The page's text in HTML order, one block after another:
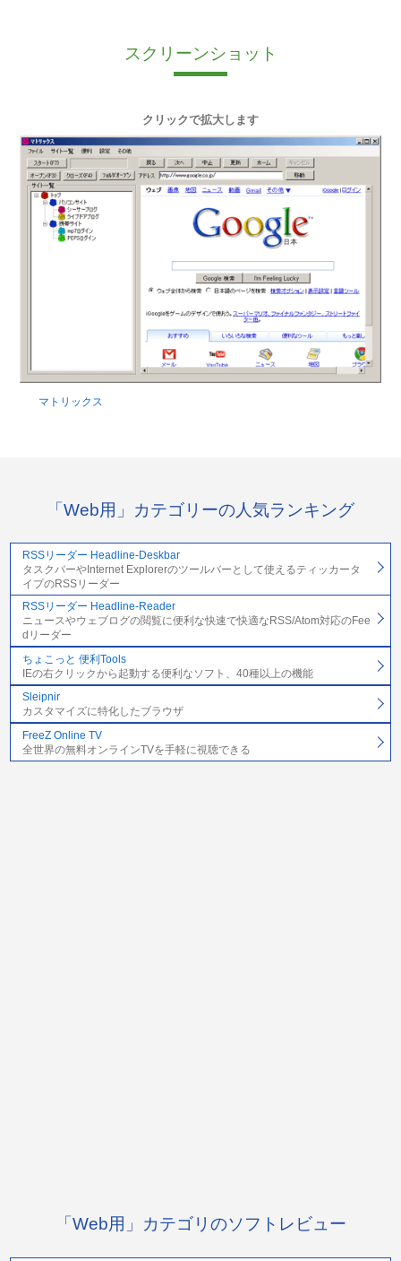
スクリーンショット
クリックで拡大します
マトリックス
「Web用」カテゴリーの人気ランキング
RSSリーダー Headline-Deskbar
タスクバーやInternet Explorerのツールバーとして使えるティッカータ
イプのRSSリーダー
RSSリーダー Headline-Reader
ニュースやウェブログの閲覧に便利な快速で快適なRSS/Atom対応のFee
dリーダー
ちょこっと 便利Tools
IEの右クリックから起動する便利なソフト、40種以上の機能
Sleipnir
カスタマイズに特化したブラウザ
FreeZ Online TV
全世界の無料オンラインTVを手軽に視聴できる
「Web用」カテゴリのソフトレビュー